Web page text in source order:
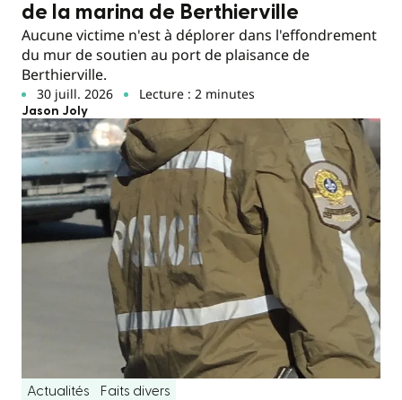
de la marina de Berthierville
Aucune victime n'est à déplorer dans l'effondrement
du mur de soutien au port de plaisance de
Berthierville.
30 juill. 2026 Lecture : 2 minutes
Jason Joly
Actualités Faits divers